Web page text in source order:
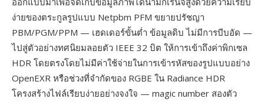
ง่ายของตระกูลรูปแบบ Netpbm PFM ขยายปรัชญา
PBM/PGM/PPM — เฮดเดอร์ขั้นต่ำ ข้อมูลดิบ ไม่มีการบีบอัด —
ไปสู่ตัวอย่างทศนิยมลอยตัว IEEE 32 บิต ให้การเข้าถึงค่าพิกเซล
HDR โดยตรงโดยไม่มีค่าใช้จ่ายในการเข้ารหัสของรูปแบบอย่าง
OpenEXR หรือช่วงที่จำกัดของ RGBE ใน Radiance HDR
โครงสร้างไฟล์เรียบง่ายอย่างจงใจ — magic number สองตัว